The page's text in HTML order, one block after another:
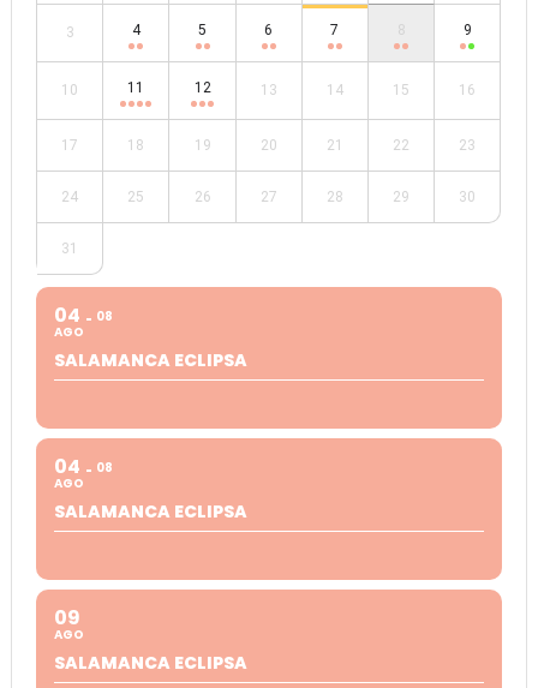
3 4 5 6 7 8 9
10 11 12 13 14 15 16
17 18 19 20 21 22 23
24 25 26 27 28 29 30
31
04
AGO
08
SALAMANCA ECLIPSA
04
AGO
08
SALAMANCA ECLIPSA
09
AGO
SALAMANCA ECLIPSA